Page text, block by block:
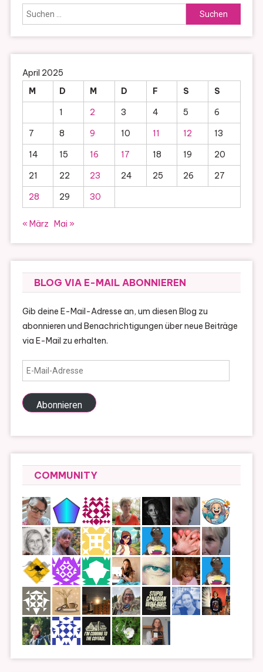
Suchen
nach:
April 2025
M
D M D F S
S
1
2 3 4 5
6
7
8 9 10 11 12
13
14
15 16 17 18 19
20
21
22 23 24 25 26
27
28
29 30
« März Mai »
BLOG VIA E-MAIL ABONNIEREN
Gib deine E-Mail-Adresse an, um diesen Blog zu
abonnieren und Benachrichtigungen über neue Beiträge
via E-Mail zu erhalten.
E-
Mail-
Adresse
Abonnieren
COMMUNITY